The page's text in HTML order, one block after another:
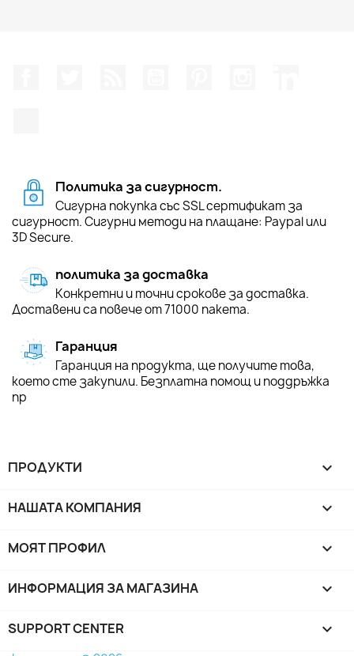
Политика за сигурност.
Сигурна покупка със SSL сертификат за
сигурност. Сигурни методи на плащане: Paypal или
3D Secure.
политика за доставка
Конкретни и точни срокове за доставка.
Доставени са повече от 71000 пакета.
Гаранция
Гаранция на продукта, ще получите това,
което сте закупили. Безплатна помощ и поддръжка
пр
ПРОДУКТИ 
НАШАТА КОМПАНИЯ 
МОЯТ ПРОФИЛ 
ИНФОРМАЦИЯ ЗА МАГАЗИНА keyboard_arrow_down
SUPPORT CENTER 